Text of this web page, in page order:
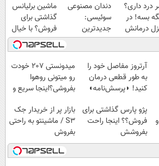
درد داری؟
بسه! در
درمانش
دندان مصنوعی
سوئیسی:
جدیدترین
فناوری اروپا،
سبک و مقاوم |
پرداخت قسطی
ماشین برلیانس
گذاشتی برای
فروش؟ با خیال
راحت بفروش
آرتروز مفاصل خود را
به طور قطعی درمان
کنید! ◗پرسش‌نامه◖
میدونستی 207 خودت
رو میتونی روهوا
بفروشی؟اینجا سریع و
پژو پارس گذاشتی برای
فروش؟؟ اینجا راحت
بفروشش
بازار پر از خریدار جک
S3 / ماشینتو به راحتی
بفروش